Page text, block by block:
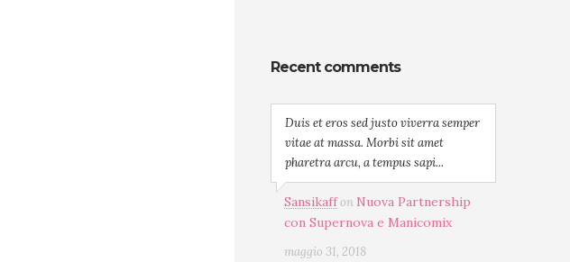
Recent comments
Duis et eros sed justo viverra semper
vitae at massa. Morbi sit amet
pharetra arcu, a tempus sapi...
Sansikaffon Nuova Partnership
con Supernova e Manicomix
maggio 31, 2018